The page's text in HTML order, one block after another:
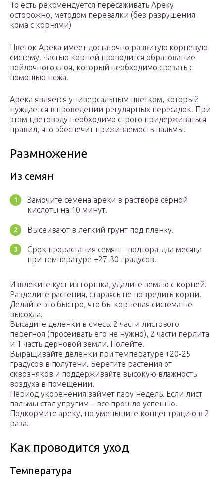
То есть рекомендуется пересаживать Ареку
осторожно, методом перевалки (без разрушения
кома с корнями)
Цветок Арека имеет достаточно развитую корневую
систему. Частью корней проводится образование
войлочного слоя, который необходимо срезать с
помощью ножа.
Арека является универсальным цветком, который
нуждается в проведении регулярных пересадок. При
этом цветоводу необходимо строго придерживаться
правил, что обеспечит приживаемость пальмы.
Размножение
Из семян
Замочите семена ареки в растворе серной
кислоты на 10 минут.
Высеивают в легкий грунт под пленку.
Срок прорастания семян – полтора-два месяца
при температуре +27-30 градусов.
Извлеките куст из горшка, удалите землю с корней.
Разделите растения, стараясь не повредить корни.
Делайте это быстро, что бы корневая система не
высохла.
Высадите деленки в смесь: 2 части листового
перегноя (просеивать его не нужно), 2 части перлита
и 1 часть дерновой земли. Полейте.
Выращивайте деленки при температуре +20-25
градусов в полутени. Берегите растения от
сквозняков и поддерживайте высокую влажность
воздуха в помещении.
Период укоренения займет пару недель. Если лист
пальмы стал упругим – все прошло успешно.
Подкормите ареку, но уменьшите концентрацию в 2
раза.
Как проводится уход
Температура